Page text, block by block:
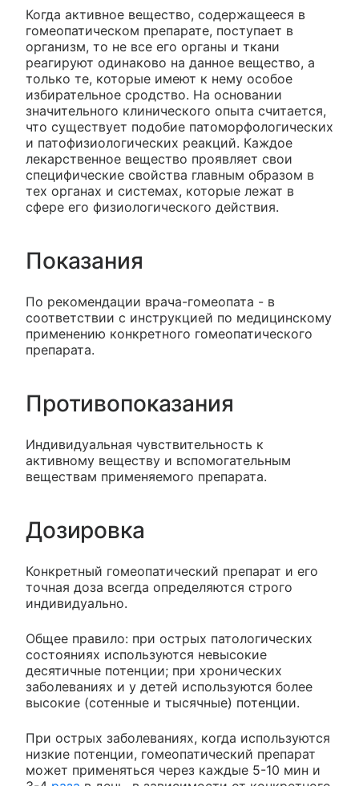
Когда активное вещество, содержащееся в
гомеопатическом препарате, поступает в
организм, то не все его органы и ткани
реагируют одинаково на данное вещество, а
только те, которые имеют к нему особое
избирательное сродство. На основании
значительного клинического опыта считается,
что существует подобие патоморфологических
и патофизиологических реакций. Каждое
лекарственное вещество проявляет свои
специфические свойства главным образом в
тех органах и системах, которые лежат в
сфере его физиологического действия.
Показания
По рекомендации врача-гомеопата - в
соответствии с инструкцией по медицинскому
применению конкретного гомеопатического
препарата.
Противопоказания
Индивидуальная чувствительность к
активному веществу и вспомогательным
веществам применяемого препарата.
Дозировка
Конкретный гомеопатический препарат и его
точная доза всегда определяются строго
индивидуально.
Общее правило: при острых патологических
состояниях используются невысокие
десятичные потенции; при хронических
заболеваниях и у детей используются более
высокие (сотенные и тысячные) потенции.
При острых заболеваниях, когда используются
низкие потенции, гомеопатический препарат
может применяться через каждые 5-10 мин и